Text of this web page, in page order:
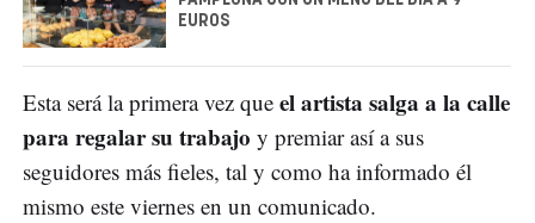
EUROS
Esta será la primera vez que el artista salga a la calle
para regalar su trabajo y premiar así a sus
seguidores más fieles, tal y como ha informado él
mismo este viernes en un comunicado.